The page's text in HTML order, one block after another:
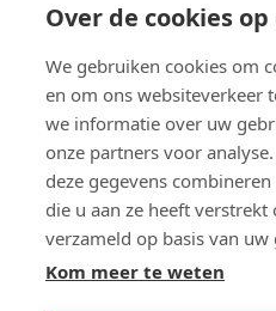
OVER CLAUDIA DE
Claudia’s hart ligt bij
persoonlijk; ieder onderzoek
maatwerk. Samen met de
ze vervolgens ook realiseert.
transparant en deelt ze
Over de cookies
We gebruiken cookies om
en om ons websiteverkeer
we informatie over uw
onze partners voor
deze gegevens
die u aan ze heeft verstrekt
verzameld op basis van
Kom meer te weten